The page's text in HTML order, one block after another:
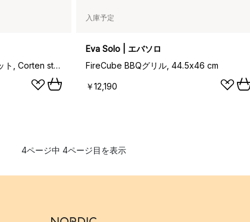
FireCylinder ファイヤーピット, Corten steel
入庫予定
Eva Solo | エバソロ
FireCube BBQグリル, 44.5x46 cm
￥12,190
4ページ中 4ページ目を表示